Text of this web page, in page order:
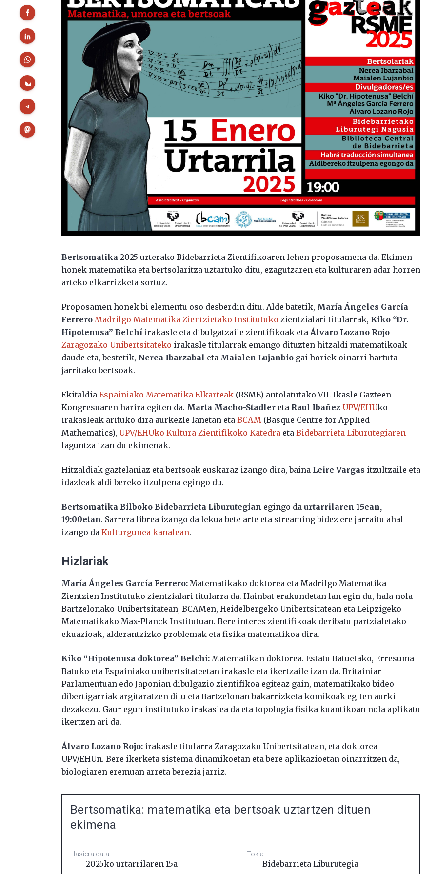
Bertsomatika2025 urterako Bidebarrieta Zientifikoaren lehen proposamena da. Ekimen
honek matematika eta bertsolaritza uztartuko ditu, ezagutzaren eta kulturaren adar horren
arteko elkarrizketa sortuz.
Proposamen honek bi elementu oso desberdin ditu. Alde batetik, María Ángeles García
Ferrero Madrilgo Matematika Zientzietako Institutuko zientzialari titularrak, Kiko “Dr.
Hipotenusa” Belchí irakasle eta dibulgatzaile zientifikoak eta Álvaro Lozano Rojo
Zaragozako Unibertsitateko irakasle titularrak emango dituzten hitzaldi matematikoak
daude eta, bestetik, Nerea Ibarzabal eta Maialen Lujanbio gai horiek oinarri hartuta
jarritako bertsoak.
EkitaldiaEspainiako Matematika Elkarteak (RSME) antolatutako VII. Ikasle Gazteen
Kongresuaren harira egiten da. Marta Macho-Stadler eta Raul Ibañez UPV/EHUko
irakasleak arituko dira aurkezle lanetan etaBCAM (Basque Centre for Applied
Mathematics), UPV/EHUko Kultura Zientifikoko Katedra etaBidebarrieta Liburutegiaren
laguntza izan du ekimenak.
Hitzaldiak gaztelaniaz eta bertsoak euskaraz izango dira, baina Leire Vargas itzultzaile eta
idazleak aldi bereko itzulpena egingo du.
Bertsomatika Bilboko Bidebarrieta Liburutegian egingo daurtarrilaren 15ean,
19:00etan. Sarrera librea izango da lekua bete arte eta streaming bidez ere jarraitu ahal
izango daKulturgunea kanalean.
Hizlariak
María Ángeles García Ferrero: Matematikako doktorea eta Madrilgo Matematika
Zientzien Institutuko zientzialari titularra da. Hainbat erakundetan lan egin du, hala nola
Bartzelonako Unibertsitatean, BCAMen, Heidelbergeko Unibertsitatean eta Leipzigeko
Matematikako Max-Planck Institutuan. Bere interes zientifikoak deribatu partzialetako
ekuazioak, alderantzizko problemak eta fisika matematikoa dira.
Kiko “Hipotenusa doktorea” Belchi: Matematikan doktorea. Estatu Batuetako, Erresuma
Batuko eta Espainiako unibertsitateetan irakasle eta ikertzaile izan da. Britainiar
Parlamentuan edo Japonian dibulgazio zientifikoa egiteaz gain, matematikako bideo
dibertigarriak argitaratzen ditu eta Bartzelonan bakarrizketa komikoak egiten aurki
dezakezu. Gaur egun institutuko irakaslea da eta topologia fisika kuantikoan nola aplikatu
ikertzen ari da.
Álvaro Lozano Rojo: irakasle titularra Zaragozako Unibertsitatean, eta doktorea
UPV/EHUn. Bere ikerketa sistema dinamikoetan eta bere aplikazioetan oinarritzen da,
biologiaren eremuan arreta berezia jarriz.
Bertsomatika: matematika eta bertsoak uztartzen dituen
ekimena
Hasiera data
2025ko urtarrilaren 15a
Tokia
Bidebarrieta Liburutegia